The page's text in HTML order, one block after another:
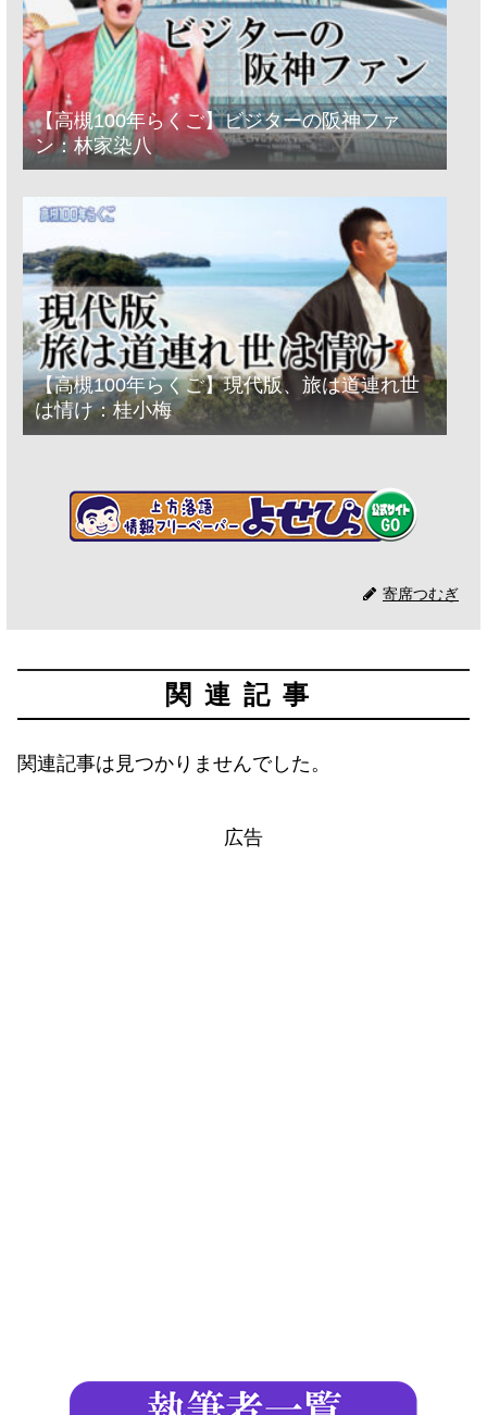
【高槻100年らくご】ビジターの阪神ファ
ン：林家染八
【高槻100年らくご】現代版、旅は道連れ世
は情け：桂小梅
寄席つむぎ
関連記事
関連記事は見つかりませんでした。
広告